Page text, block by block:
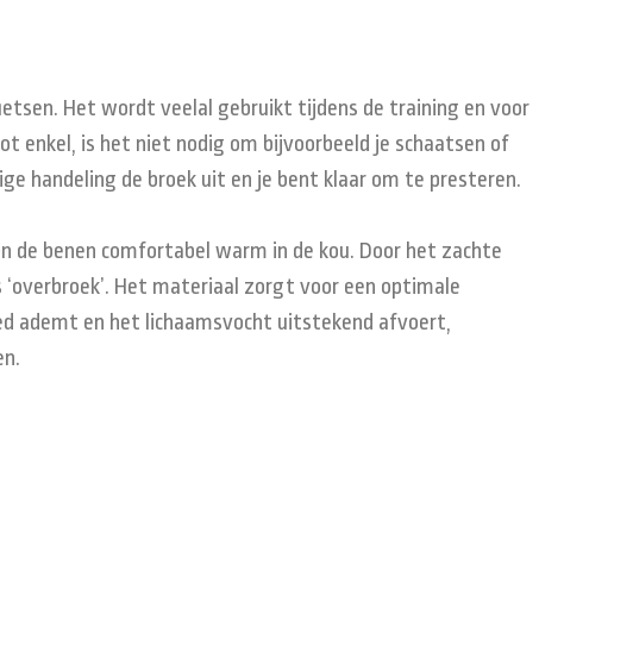
Het wordt veelal gebruikt tijdens de training en voor
enkel, is het niet nodig om bijvoorbeeld je schaatsen of
handeling de broek uit en je bent klaar om te presteren.
benen comfortabel warm in de kou. Door het zachte
Het materiaal zorgt voor een optimale
ademt en het lichaamsvocht uitstekend afvoert,